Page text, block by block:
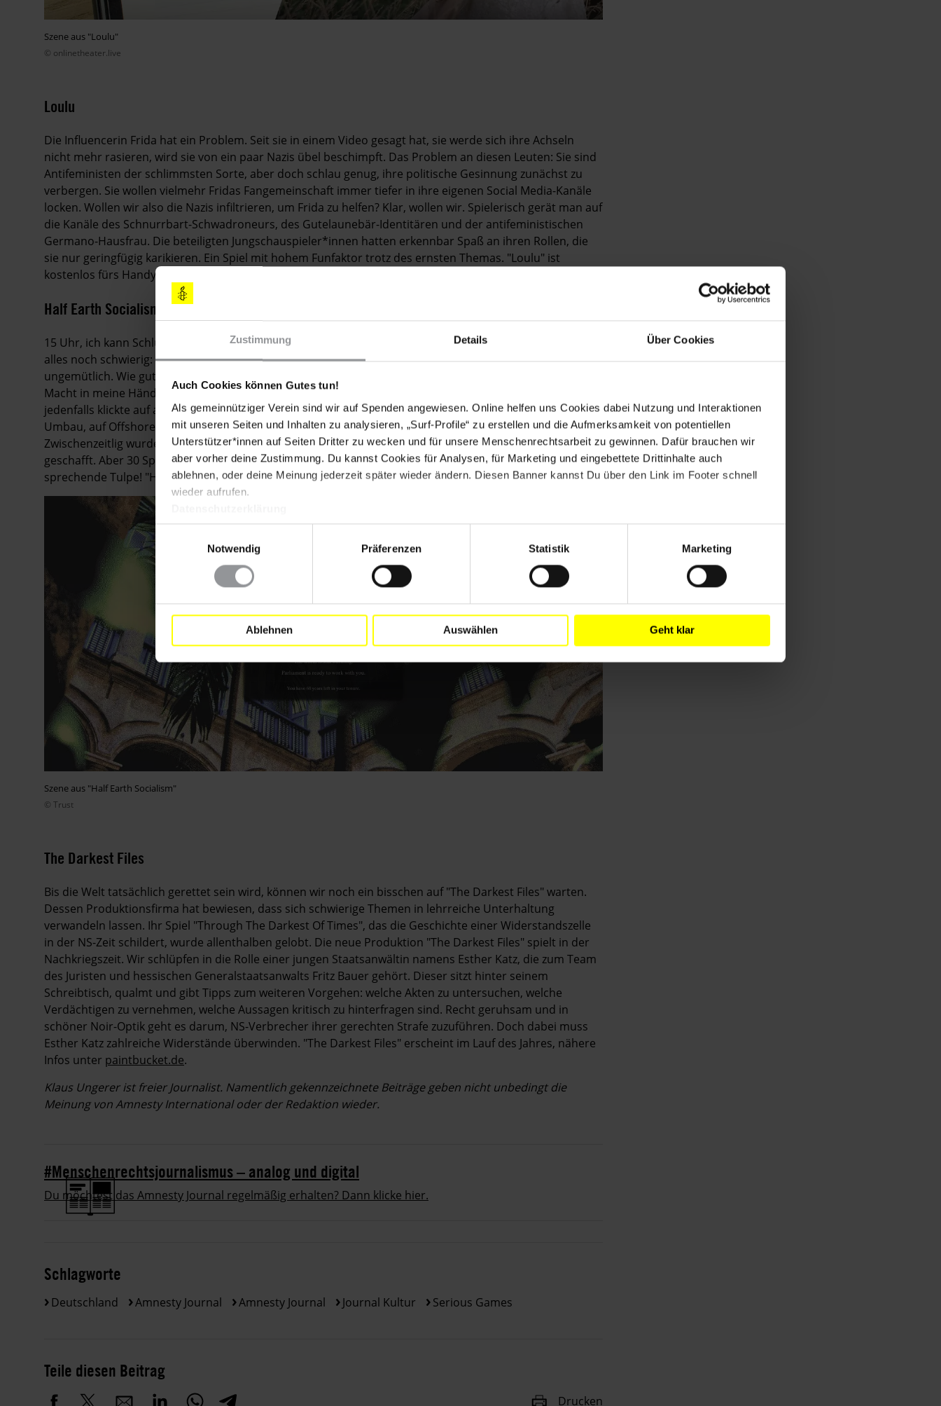
Zustimmung Details Über Cookies
Auch Cookies können Gutes tun!
Als gemeinnütziger Verein sind wir auf Spenden angewiesen. Online helfen uns Cookies dabei Nutzung und Interaktionen
mit unseren Seiten und Inhalten zu analysieren, „Surf-Profile“ zu erstellen und die Aufmerksamkeit von potentiellen
Unterstützer*innen auf Seiten Dritter zu wecken und für unsere Menschenrechtsarbeit zu gewinnen. Dafür brauchen wir
aber vorher deine Zustimmung. Du kannst Cookies für Analysen, für Marketing und eingebettete Drittinhalte auch
ablehnen, oder deine Meinung jederzeit später wieder ändern. Diesen Banner kannst Du über den Link im Footer schnell
wieder aufrufen.
Einwilligungsauswahl
Notwendig
Präferenzen Statistik Marketing
Ablehnen Auswählen Geht klar
Szene aus "Loulu"
© onlinetheater.live
Loulu
Die Influencerin Frida hat ein Problem. Seit sie in einem Video gesagt hat, sie werde sich ihre Achseln
nicht mehr rasieren, wird sie von ein paar Nazis übel beschimpft. Das Problem an diesen Leuten: Sie sind
Antifeministen der schlimmsten Sorte, aber doch schlau genug, ihre politische Gesinnung zunächst zu
verbergen. Sie wollen vielmehr Fridas Fangemeinschaft immer tiefer in ihre eigenen Social Media-Kanäle
locken. Wollen wir also die Nazis infiltrieren, um Frida zu helfen? Klar, wollen wir. Spielerisch gerät man auf
die Kanäle des Schnurrbart-Schwadroneurs, des Gutelaunebär-Identitären und der antifeministischen
Germano-Hausfrau. Die beteiligten Jungschauspieler*innen hatten erkennbar Spaß an ihren Rollen, die
sie nur geringfügig karikieren. Ein Spiel mit hohem Funfaktor trotz des ernsten Themas. "Loulu" ist
kostenlos fürs Handy herunterladbar.
Half Earth Socialism
15 Uhr, ich kann Schluss machen. Die Welt ist gerettet. Als sie mich um 13 Uhr ins Amt wählten, schien
alles noch schwierig: Der Planet glühte, Fluten und Dürren suchten die Erde heim, alles recht
ungemütlich. Wie gut, dass die Menschheit soeben die Weltrevolution vollbracht hat, nachdem sie alle
Macht in meine Hände gelegt hatte. Eine gute Wahl! Was hätte ein anderer an meiner Stelle getan? Ich
jedenfalls klickte auf alles, was irgendwie vernünftig klang: Ich setzte voll auf Forschung, Aufklärung und
Umbau, auf Off­shore-Wind, synthetisches Fleisch, Beton aus Hanf und Männlichkeits-Detox.
Zwischenzeitlig wurde es zwar etwas heißer auf dem Planeten, und der Berggorilla hat es leider nicht
geschafft. Aber 30 Spieljahre nach meinem Dienstantritt waren alle glücklich, selbst mein Assistent, die
sprechende Tulpe! "Half Earth Socialism" ist kostenlos spielbar unterplay.half.earth.
Szene aus "Half Earth Socialism"
© Trust
The Darkest Files
Bis die Welt tatsächlich gerettet sein wird, können wir noch ein bisschen auf "The Darkest Files" warten.
Dessen Produktionsfirma hat bewiesen, dass sich schwierige Themen in lehrreiche Unterhaltung
verwandeln lassen. Ihr Spiel "Through The Darkest Of Times", das die Geschichte einer Widerstandszelle
in der NS-Zeit schildert, wurde allenthalben gelobt. Die neue Produktion "The Darkest Files" spielt in der
Nachkriegszeit. Wir schlüpfen in die Rolle einer jungen Staatsanwältin namens Esther Katz, die zum Team
des Juristen und hessischen Generalstaatsanwalts Fritz Bauer gehört. Dieser sitzt hinter seinem
Schreibtisch, qualmt und gibt Tipps zum weiteren Vorgehen: welche Akten zu untersuchen, welche
Verdächtigen zu vernehmen, welche Aussagen kritisch zu hinterfragen sind. Recht geruhsam und in
schöner Noir-Optik geht es darum, NS-Verbrecher ihrer gerechten Strafe zuzuführen. Doch dabei muss
Esther Katz zahlreiche Widerstände überwinden. "The Darkest Files" erscheint im Lauf des Jahres, nähere
Infos unter paintbucket.de.
Klaus Ungerer ist freier Journalist. Namentlich gekennzeichnete Beiträge geben nicht unbedingt die
Meinung von Amnesty International oder der Redaktion wieder.
#Menschenrechtsjournalismus – analog und digital
Du möchtest das Amnesty Journal regelmäßig erhalten? Dann klicke hier.
Schlagworte
Deutschland Amnesty Journal Amnesty Journal Journal Kultur Serious Games
Teile diesen Beitrag
Drucken